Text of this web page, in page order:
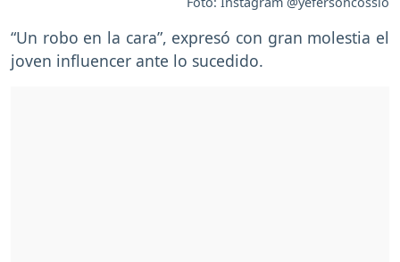
“Un robo en la cara”, expresó con gran molestia el
joven influencer ante lo sucedido.